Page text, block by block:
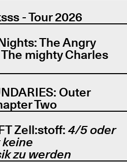
- Tour 2026
The Angry
The mighty Charles
Outer
Two
Zell:stoff: 4/5 oder
keine
zu werden